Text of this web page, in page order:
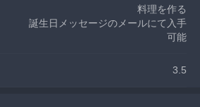
料理を作る
誕生日メッセージのメールにて入手
可能
3.5